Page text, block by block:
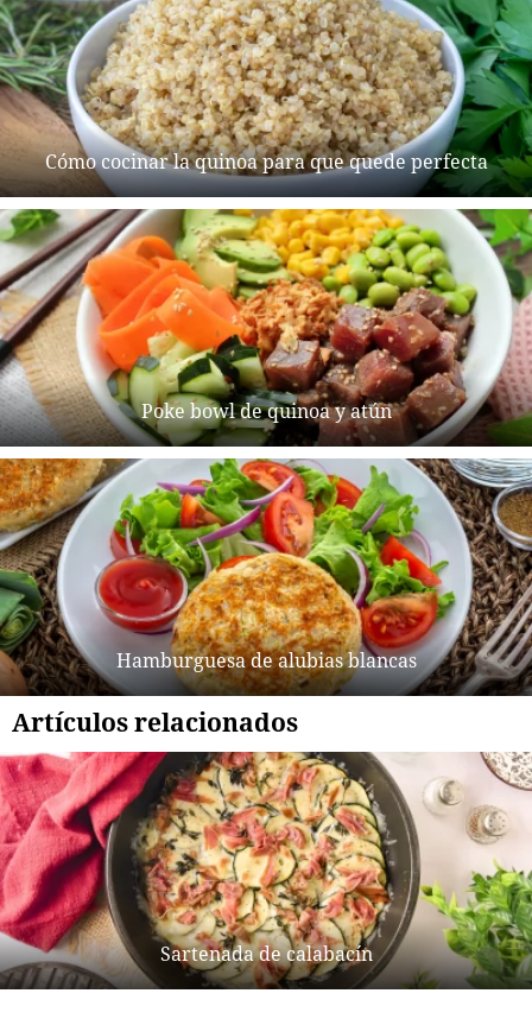
Cómo cocinar la quinoa para que quede perfecta
Poke bowl de quinoa y atún
Hamburguesa de alubias blancas
Artículos relacionados
Sartenada de calabacín